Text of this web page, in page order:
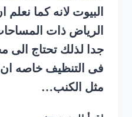
البيوت لانه كما
الرياض ذات
جدا لذلك تحتاج الى
فى التنظيف خاصه
مثل الكنب…
شركة